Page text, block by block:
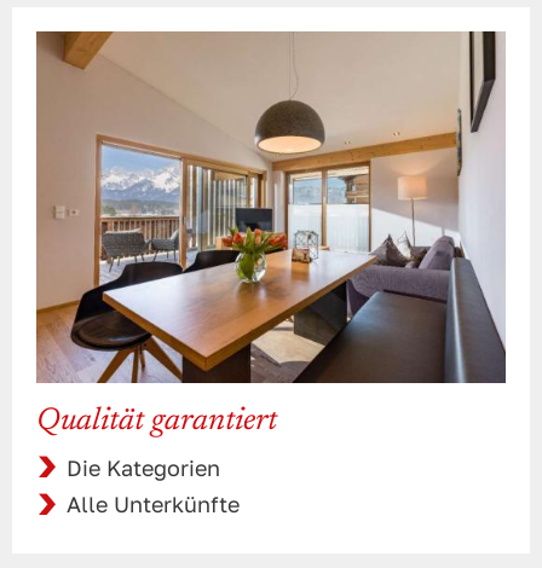
Qualität garantiert
Die Kategorien
Alle Unterkünfte